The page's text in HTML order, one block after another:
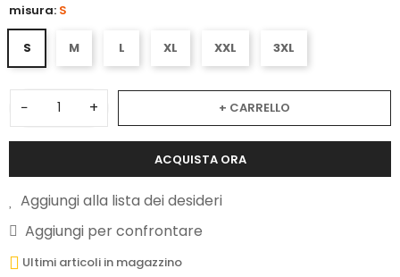
misura: S
S M L XL XXL 3XL
− + + CARRELLO
ACQUISTA ORA
Aggiungi alla lista dei desideri
Aggiungi per confrontare
Ultimi articoli in magazzino